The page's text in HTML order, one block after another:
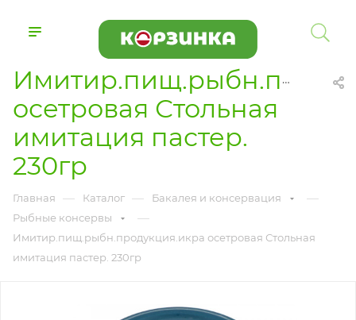
осетровая Стольная
имитация пастер.
230гр
Главная — Каталог — Бакалея и консервация —
Рыбные консервы —
Имитир.пищ.рыбн.продукция.икра осетровая Стольная
имитация пастер. 230гр